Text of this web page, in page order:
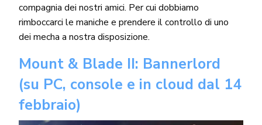
compagnia dei nostri amici. Per cui dobbiamo
rimboccarci le maniche e prendere il controllo di uno
dei mecha a nostra disposizione.
Mount & Blade II: Bannerlord
(su PC, console e in cloud dal 14
febbraio)